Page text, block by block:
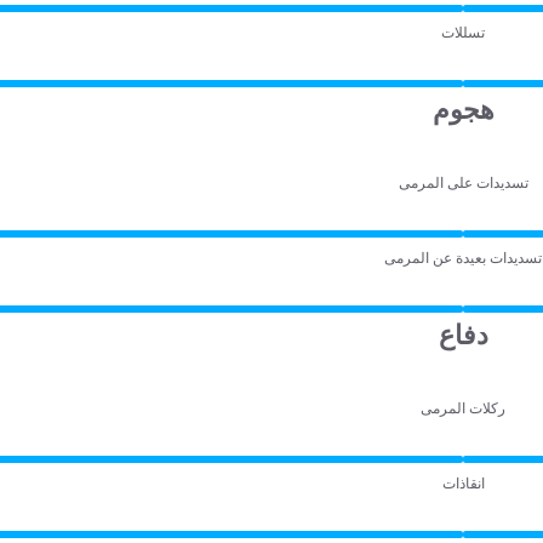
تسللات
هجوم
تسديدات على المرمى
تسديدات بعيدة عن المرمى
دفاع
ركلات المرمى
انقاذات